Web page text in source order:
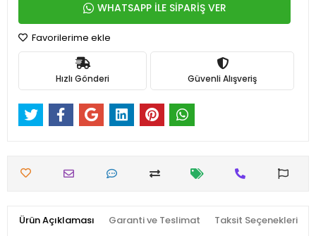
WHATSAPP İLE SİPARİŞ VER
Favorilerime ekle
Hızlı Gönderi Güvenli Alışveriş
Ürün Açıklaması Garanti ve Teslimat Taksit Seçenekleri